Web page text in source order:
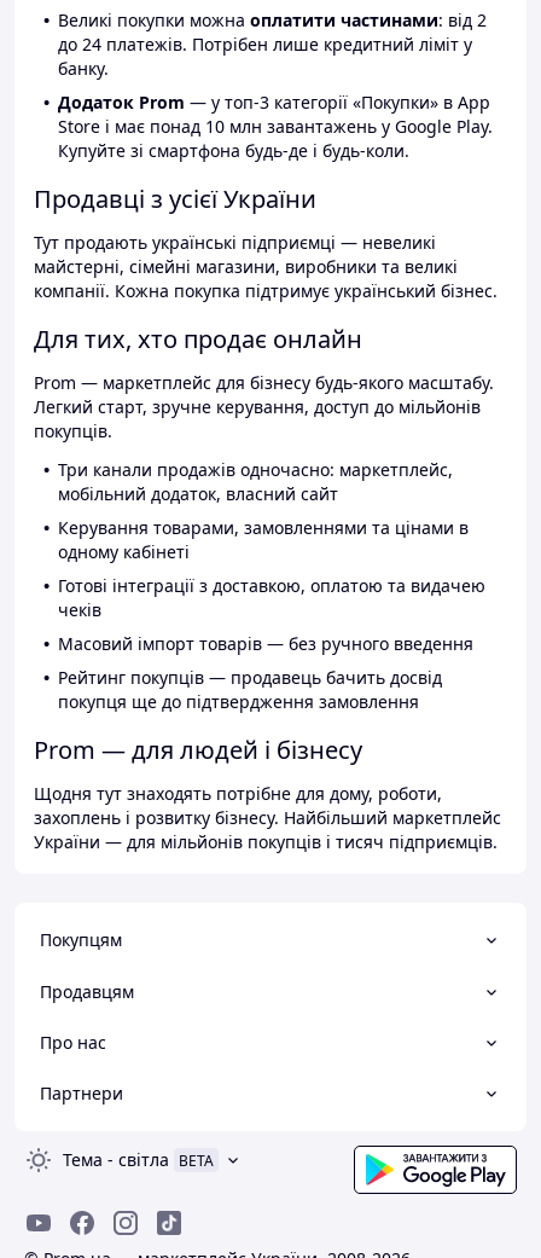
Великі покупки можна оплатити частинами: від 2
до 24 платежів. Потрібен лише кредитний ліміт у
банку.
Додаток Prom — у топ-3 категорії «Покупки» в App
Store і має понад 10 млн завантажень у Google Play.
Купуйте зі смартфона будь-де і будь-коли.
Продавці з усієї України
Тут продають українські підприємці — невеликі
майстерні, сімейні магазини, виробники та великі
компанії. Кожна покупка підтримує український бізнес.
Для тих, хто продає онлайн
Prom — маркетплейс для бізнесу будь-якого масштабу.
Легкий старт, зручне керування, доступ до мільйонів
покупців.
Три канали продажів одночасно: маркетплейс,
мобільний додаток, власний сайт
Керування товарами, замовленнями та цінами в
одному кабінеті
Готові інтеграції з доставкою, оплатою та видачею
чеків
Масовий імпорт товарів — без ручного введення
Рейтинг покупців — продавець бачить досвід
покупця ще до підтвердження замовлення
Prom — для людей і бізнесу
Щодня тут знаходять потрібне для дому, роботи,
захоплень і розвитку бізнесу. Найбільший маркетплейс
України — для мільйонів покупців і тисяч підприємців.
Покупцям
Продавцям
Про нас
Партнери
Тема - світла BETA